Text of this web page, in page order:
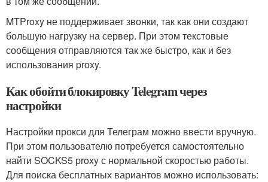
MTProxy не поддерживает звонки, так как они создают
большую нагрузку на сервер. При этом текстовые
сообщения отправляются так же быстро, как и без
использования proxy.
Как обойти блокировку Telegram через
настройки
Настройки прокси для Телеграм можно ввести вручную.
При этом пользователю потребуется самостоятельно
найти SOCKS5 proxy с нормальной скоростью работы.
Для поиска бесплатных вариантов можно использовать: